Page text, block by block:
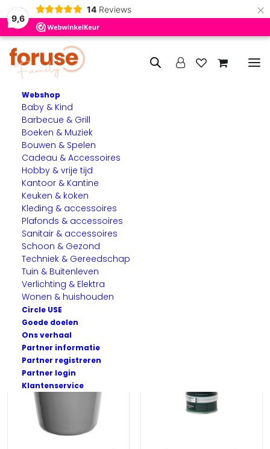
9,6
14 Reviews ×
Webshop
Baby & Kind
Barbecue & Grill
Boeken & Muziek
Bouwen & Spelen
Cadeau & Accessoires
Hobby & vrije tijd
Kantoor & Kantine
Keuken & koken
Kleding & accessoires
Plafonds & accessoires
Sanitair & accessoires
Schoon & Gezond
Techniek & Gereedschap
Tuin & Buitenleven
Verlichting & Elektra
Wonen & huishouden
Circle USE
Goede doelen
Ons verhaal
Partner informatie
Partner registreren
Partner login
Klantenservice
Home Wonen & huishouden
Interieur onderhoud
Met de juiste producten voor interieur onderhoud houd je
jouw woning schoon, fris en in optimale conditie.
Regelmatig onderhoud verlengt de levensduur van
meubels, vloeren en andere interieuronderdelen, terwijl je
huis er verzorgd en uitnodigend uit blijft zien.